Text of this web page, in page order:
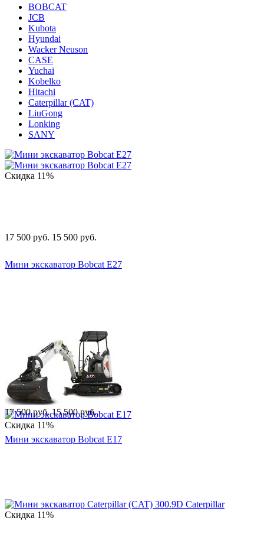
BOBCAT
JCB
Kubota
Hyundai
Wacker Neuson
CASE
Yuchai
Kobelko
Hitachi
Caterpillar (CAT)
LiuGong
Lonking
SANY
Скидка 11%
17 500 руб. 15 500 руб.
Мини экскаватор Bobcat E27
Скидка 11%
17 500 руб. 15 500 руб.
Мини экскаватор Bobcat E17
Скидка 11%